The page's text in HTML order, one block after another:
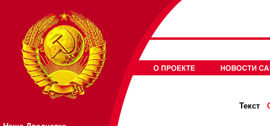
Текст